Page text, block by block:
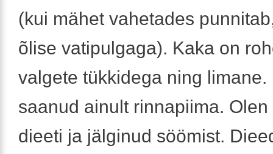
(kui mähet vahetades
õlise vatipulgaga). Kaka on
valgete tükkidega ning limane.
saanud ainult rinnapiima.
dieeti ja jälginud söömist.